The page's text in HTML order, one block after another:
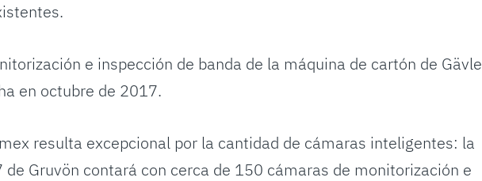
e inspección de banda de la máquina de cartón de Gävle
en octubre de 2017.
resulta excepcional por la cantidad de cámaras inteligentes: la
Gruvön contará con cerca de 150 cámaras de monitorización e